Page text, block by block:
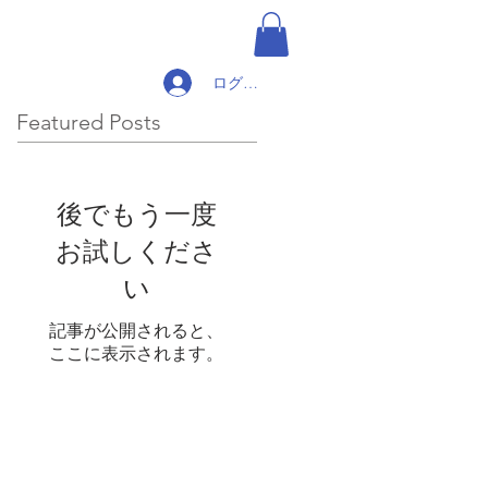
ログイン
Featured Posts
後でもう一度
お試しくださ
い
記事が公開されると、
ここに表示されます。